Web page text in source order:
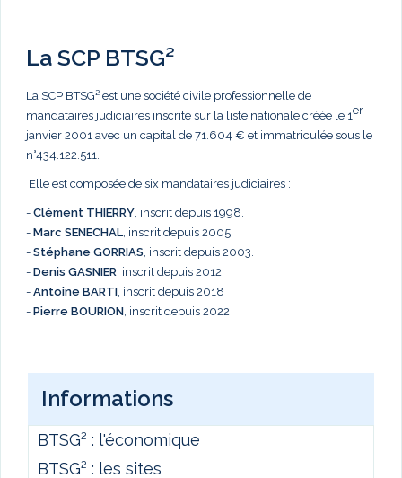
La SCP BTSG²
La SCP BTSG² est une société civile professionnelle de
mandataires judiciaires inscrite sur la liste nationale créée le 1er
janvier 2001 avec un capital de 71.604 € et immatriculée sous le
n°434.122.511.
Elle est composée de six mandataires judiciaires :
- Clément THIERRY, inscrit depuis 1998.
- Marc SENECHAL, inscrit depuis 2005.
- Stéphane GORRIAS, inscrit depuis 2003.
- Denis GASNIER, inscrit depuis 2012.
- Antoine BARTI, inscrit depuis 2018
- Pierre BOURION, inscrit depuis 2022
Informations
BTSG² : l'économique
BTSG² : les sites